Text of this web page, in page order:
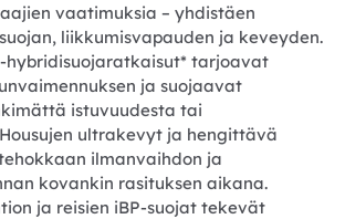
vaatimuksia – yhdistäen
liikkumisvapauden ja keveyden.
hybridi­suoja­ratkaisut* tarjoavat
ja suojaavat
istuvuudesta tai
ultrakevyt ja hengittävä
ilmanvaihdon ja
kovankin rasituksen aikana.
ja reisien iBP-suojat tekevät